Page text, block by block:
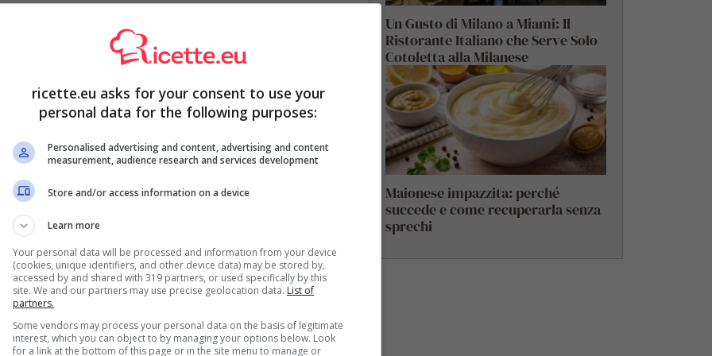
quanto i tempi di cottura incidano sul buon
non finisce qui perché il segreto per preparare un
allora,
quale tipo di carne è quella giusta per la
e si prepara in meno di 8 minuti: eccoti la ricetta,
il perfetto Ragù della nonna
Un Gusto di Milano a Miami: Il
Ristorante Italiano che Serve Solo
Cotoletta alla Milanese
Maionese impazzita: perché
succede e come recuperarla senza
sprechi
ricette.eu asks for your consent to use your
personal data for the following purposes:
Personalised advertising and content, advertising and content
measurement, audience research and services development
Store and/or access information on a device
Learn more
Your personal data will be processed and information from your device
(cookies, unique identifiers, and other device data) may be stored by,
accessed by and shared with 319 partners, or used specifically by this
site. We and our partners may use precise geolocation data. List of
partners.
Some vendors may process your personal data on the basis of legitimate
interest, which you can object to by managing your options below. Look
for a link at the bottom of this page or in the site menu to manage or